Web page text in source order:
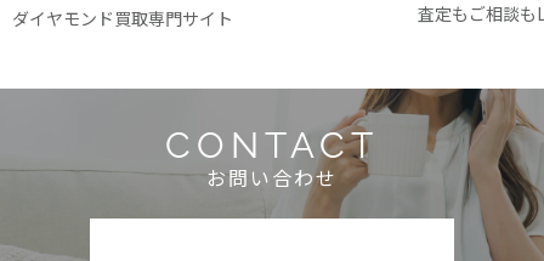
ダイヤモンド買取専門サイト 査定もご相談も
CONTACT
お問い合わせ